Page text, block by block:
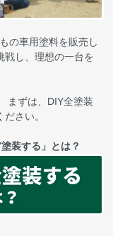
の車用塗料を販売し
戦し、理想の一台を
まずは、DIY全塗装
さい。
装する」とは？